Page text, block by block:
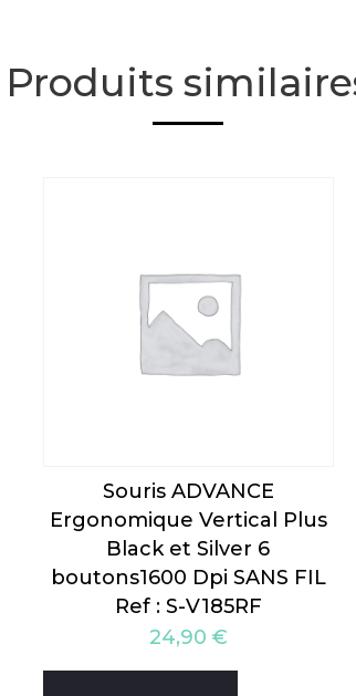
Produits
Souris ADVANCE
Ergonomique Vertical Plus
Black et Silver 6
boutons1600 Dpi SANS FIL
Ref : S-V185RF
24,90 €